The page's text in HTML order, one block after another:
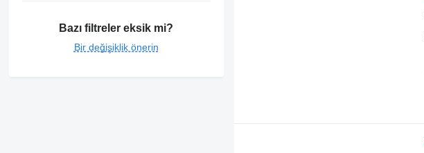
Bazı filtreler eksik mi?
Bir değişiklik önerin